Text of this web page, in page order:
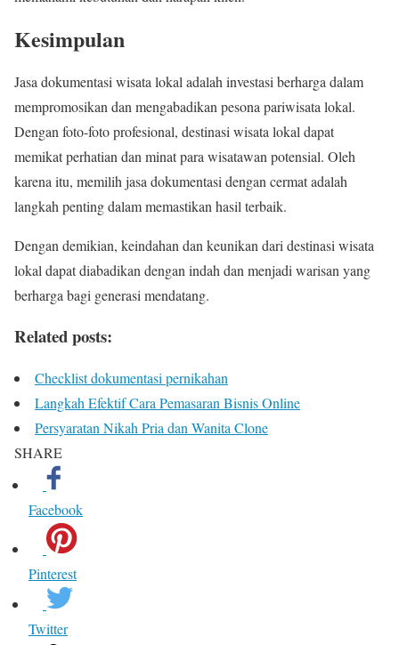
Kesimpulan
Jasa dokumentasi wisata lokal adalah investasi berharga dalam
mempromosikan dan mengabadikan pesona pariwisata lokal.
Dengan foto-foto profesional, destinasi wisata lokal dapat
memikat perhatian dan minat para wisatawan potensial. Oleh
karena itu, memilih jasa dokumentasi dengan cermat adalah
langkah penting dalam memastikan hasil terbaik.
Dengan demikian, keindahan dan keunikan dari destinasi wisata
lokal dapat diabadikan dengan indah dan menjadi warisan yang
berharga bagi generasi mendatang.
Related posts:
Checklist dokumentasi pernikahan
Langkah Efektif Cara Pemasaran Bisnis Online
Persyaratan Nikah Pria dan Wanita Clone
SHARE
Facebook
Pinterest
Twitter